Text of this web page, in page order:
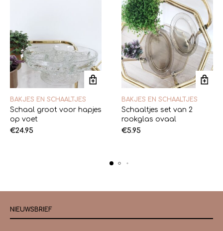
BAKJES EN SCHAALTJES
Schaal groot voor hapjes
op voet
€24.95
BAKJES EN SCHAALTJES
Schaaltjes set van 2
rookglas ovaal
€5.95
NIEUWSBRIEF